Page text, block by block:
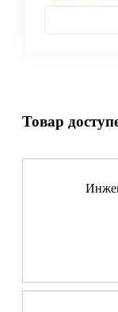
Товар